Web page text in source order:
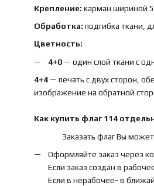
Крепление: карман шириной
Обработка: подгибка ткани,
Цветность:
4+0— один слой ткани с
4+4— печать с двух сторон,
изображение на обратной
Как купить флаг 114
Заказать флаг Вы
Оформляйте заказ через
Если заказ создан в
Если в нерабочее- в